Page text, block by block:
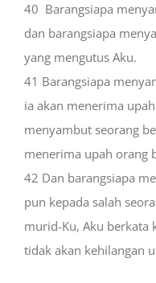
40 Barangsiapa
dan barangsiapa
yang mengutus Aku.
41 Barangsiapa
ia akan menerima
menyambut seorang
menerima upah orang
42 Dan barangsiapa
pun kepada salah
murid-Ku, Aku berkata
tidak akan kehilangan